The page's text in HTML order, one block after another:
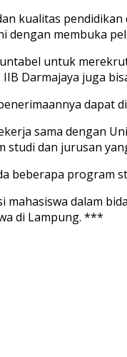
kualitas
dengan membuka
untuk
Darmajaya juga
dapat
sama dengan
dan jurusan
beberapa program
dalam
di Lampung. ***